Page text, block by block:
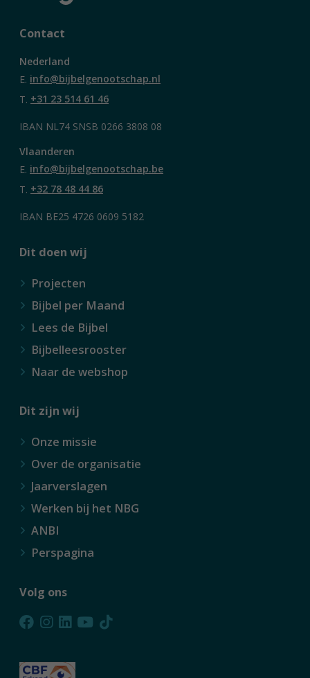
Contact
Nederland
E. info@bijbelgenootschap.nl
T. +31 23 514 61 46
IBAN NL74 SNSB 0266 3808 08
Vlaanderen
E. info@bijbelgenootschap.be
T. +32 78 48 44 86
IBAN BE25 4726 0609 5182
Dit doen wij
Projecten
Bijbel per Maand
Lees de Bijbel
Bijbelleesrooster
Naar de webshop
Dit zijn wij
Onze missie
Over de organisatie
Jaarverslagen
Werken bij het NBG
ANBI
Perspagina
Volg ons